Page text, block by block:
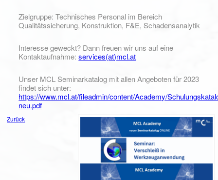
Zielgruppe: Technisches Personal im Bereich
Qualitätssicherung, Konstruktion, F&E, Schadensanalytik
Interesse geweckt? Dann freuen wir uns auf eine
Kontaktaufnahme:services(at)mcl.at
Unser MCL Seminarkatalog mit allen Angeboten für 2023
findet sich unter:
https://www.mcl.at/fileadmin/content/Academy/
neu.pdf
Zurück